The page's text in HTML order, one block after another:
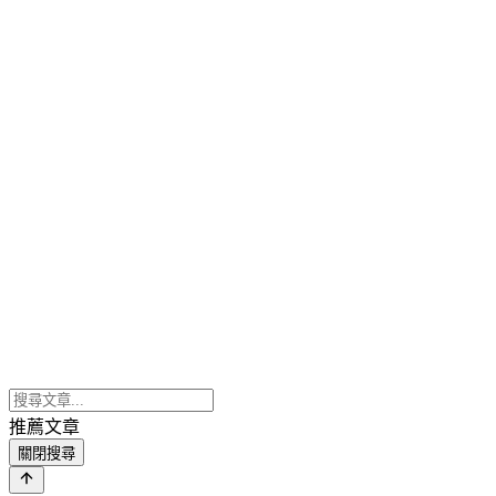
推薦文章
關閉搜尋